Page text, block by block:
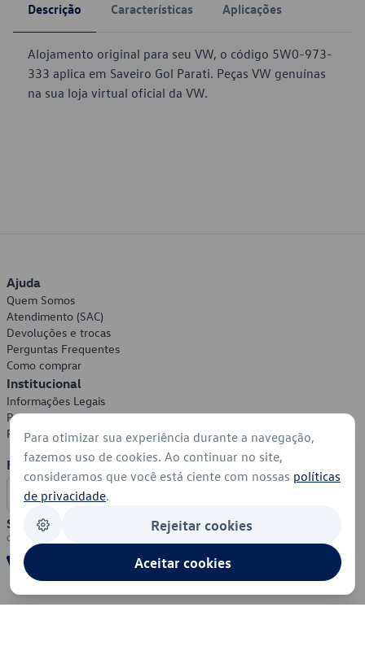
Descrição Características Aplicações
Alojamento original para seu VW, o código 5W0-973-
333 aplica em Saveiro Gol Parati. Peças VW genuínas
na sua loja virtual oficial da VW.
Ajuda
Quem Somos
Atendimento (SAC)
Devoluções e trocas
Perguntas Frequentes
Como comprar
Institucional
Informações Legais
Política de Privacidade
Política de Cookies
Formas de Pagamento
Segurança
Para otimizar sua experiência durante a navegação,
fazemos uso de cookies. Ao continuar no site,
consideramos que você está ciente com nossas políticas
de privacidade.
Rejeitar cookies
Aceitar cookies